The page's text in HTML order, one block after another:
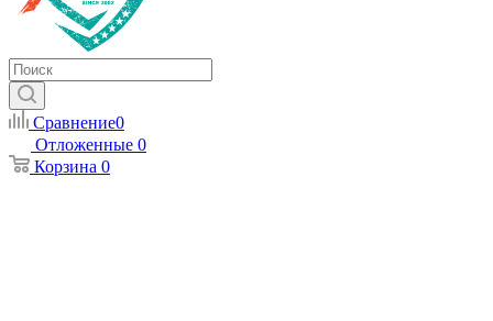
Сравнение0
Отложенные 0
Корзина 0